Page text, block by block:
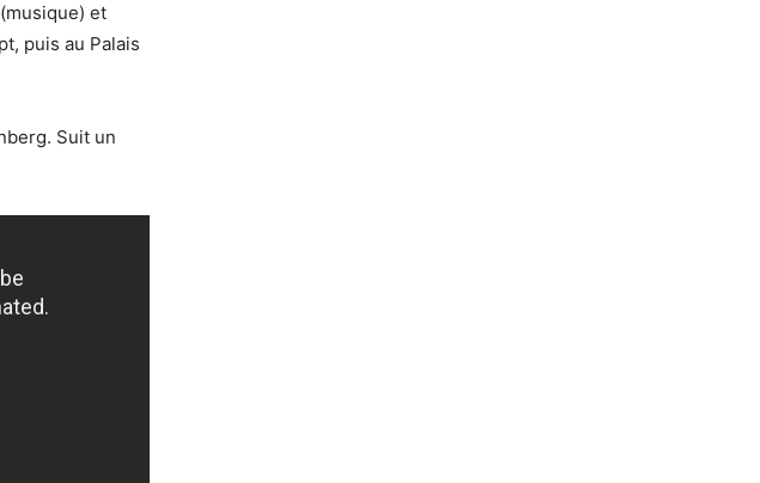
et
puis au Palais
Suit un